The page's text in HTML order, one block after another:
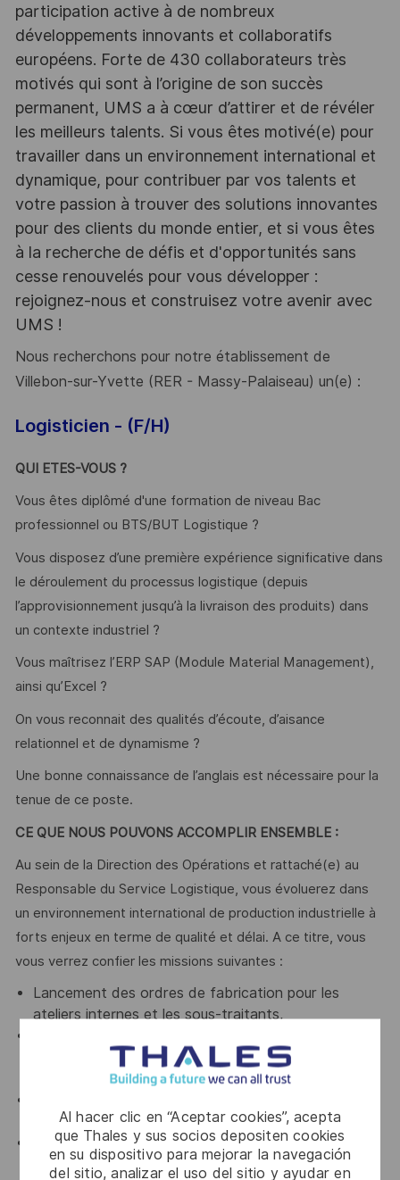
Al hacer clic en “Aceptar cookies”, acepta
que Thales y sus socios depositen cookies
en su dispositivo para mejorar la navegación
del sitio, analizar el uso del sitio y ayudar en
participation active à de nombreux
développements innovants et collaboratifs
européens. Forte de 430 collaborateurs très
motivés qui sont à l’origine de son succès
permanent, UMS a à cœur d’attirer et de révéler
les meilleurs talents. Si vous êtes motivé(e) pour
travailler dans un environnement international et
dynamique, pour contribuer par vos talents et
votre passion à trouver des solutions innovantes
pour des clients du monde entier, et si vous êtes
à la recherche de défis et d'opportunités sans
cesse renouvelés pour vous développer :
rejoignez-nous et construisez votre avenir avec
UMS !
Nous recherchons pour notre établissement de
Villebon-sur-Yvette (RER - Massy-Palaiseau) un(e) :
Logisticien - (F/H)
QUI ETES-VOUS ?
Vous êtes diplômé d'une formation de niveau Bac
professionnel ou BTS/BUT Logistique ?
Vous disposez d’une première expérience significative dans
le déroulement du processus logistique (depuis
l’approvisionnement jusqu’à la livraison des produits) dans
un contexte industriel ?
Vous maîtrisez l’ERP SAP (Module Material Management),
ainsi qu’Excel ?
On vous reconnait des qualités d’écoute, d’aisance
relationnel et de dynamisme ?
Une bonne connaissance de l’anglais est nécessaire pour la
tenue de ce poste.
CE QUE NOUS POUVONS ACCOMPLIR ENSEMBLE :
Au sein de la Direction des Opérations et rattaché(e) au
Responsable du Service Logistique, vous évoluerez dans
un environnement international de production industrielle à
forts enjeux en terme de qualité et délai. A ce titre, vous
vous verrez confier les missions suivantes :
Lancement des ordres de fabrication pour les
ateliers internes et les sous-traitants,
des matières premières (réception, préparation de
matière, inventaire…),
clients,
Participation à l’évolution des outils de suivi de
l’activité et rédaction de modes opératoires,